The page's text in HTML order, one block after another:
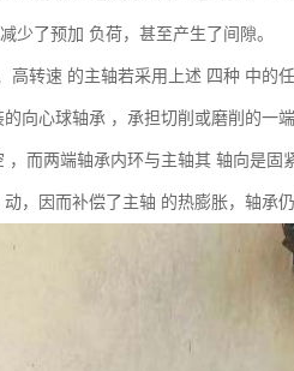
少了预加 负荷，甚至产生了间隙。
高转速 的主轴若采用上述 四种 中的
向心球轴承 ，承担切削或磨削的一
而两端轴承内环与主轴其 轴向是固
，因而补偿了主轴 的热膨胀，轴承